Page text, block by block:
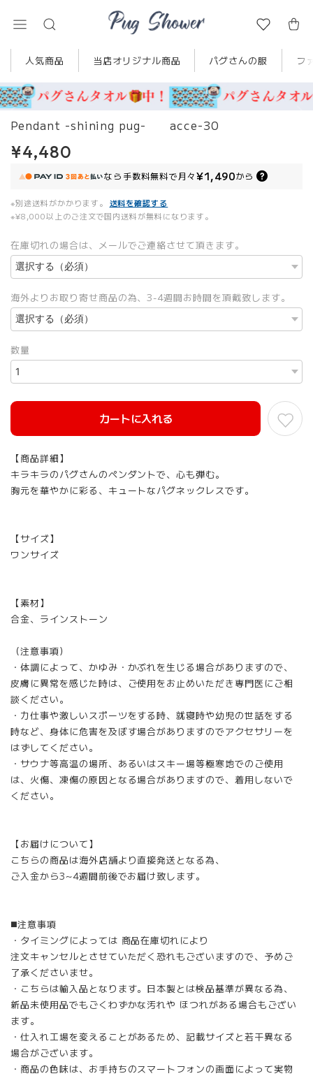
人気商品 当店オリジナル商品 パグさんの服 フ
Pendant -shining pug- acce-30
¥4,480
なら 手数料無料で月々¥1,490から
※別途送料がかかります。
送料を確認する
※¥8,000以上のご注文で国内送料が無料になります。
在庫切れの場合は、メールでご連絡させて頂きます。
海外よりお取り寄せ商品の為、3-4週間お時間を頂戴致します。
数量
カートに入れる
【商品詳細】
キラキラのパグさんのペンダントで、心も弾む。
胸元を華やかに彩る、キュートなパグネックレスです。
【サイズ】
ワンサイズ
【素材】
合金、ラインストーン
（注意事項）
・体調によって、かゆみ・かぶれを生じる場合がありますので、
皮膚に異常を感じた時は、ご使用をお止めいただき専門医にご相
談ください。
・力仕事や激しいスポーツをする時、就寝時や幼児の世話をする
時など、身体に危害を及ぼす場合がありますのでアクセサリーを
はずしてください。
・サウナ等高温の場所、あるいはスキー場等極寒地でのご使用
は、火傷、凍傷の原因となる場合がありますので、着用しないで
ください。
【お届けについて】
こちらの商品は海外店舗より直接発送となる為、
ご入金から3~4週間前後でお届け致します。
◼️注意事項
・タイミングによっては 商品在庫切れにより
注文キャンセルとさせていただく恐れもございますので、予めご
了承くださいませ。
・こちらは輸入品となります。日本製とは検品基準が異なる為、
新品未使用品でもごくわずかな汚れや ほつれがある場合もござい
ます。
・仕入れ工場を変えることがあるため、記載サイズと若干異なる
場合がございます。
・商品の色味は、お手持ちのスマートフォンの画面によって実物